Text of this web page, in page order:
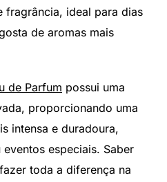
fragrância, ideal para dias
de aromas mais
de Parfum possui uma
proporcionando uma
intensa e duradoura,
especiais. Saber
toda a diferença na